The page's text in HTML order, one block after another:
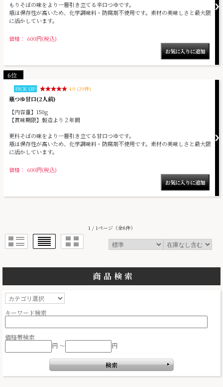
もりそばの味をより一層引き立てる辛口つゆです。
瓶は保存性が高いため、化学調味料・防腐剤不使用です。素材の美味しさと最大限
に活かしています。
価格： 600円(税込)
6位
PICK UP 4.9 (29件)
瓶つゆ甘口(2人前)
【内容量】150g
【賞味期限】製造より２年間
更科そばの味をより一層引き立てる甘口つゆです。
瓶は保存性が高いため、化学調味料・防腐剤不使用です。素材の美味しさと最大限
に活かしています。
価格： 600円(税込)
1 / 1ページ（全8件）
商品検索
キーワード検索
価格帯検索
円 ～
円